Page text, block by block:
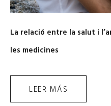
La relació entre la salut i
les medicines
LEER MÁS